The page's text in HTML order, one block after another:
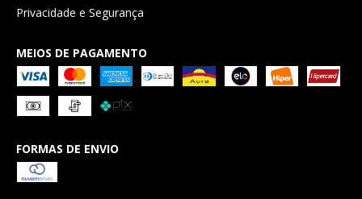
Privacidade e Segurança
MEIOS DE PAGAMENTO
FORMAS DE ENVIO